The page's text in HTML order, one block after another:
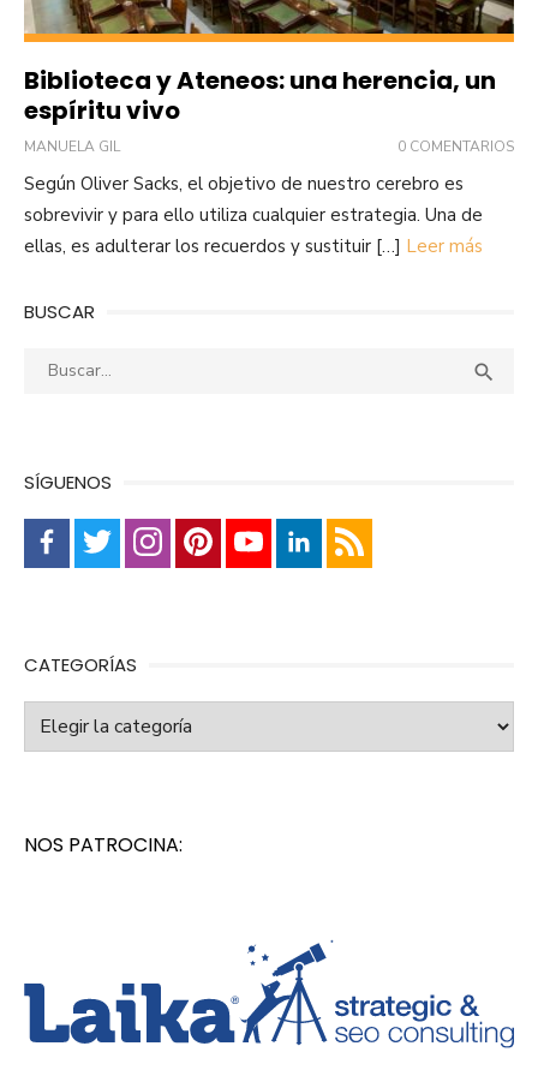
Biblioteca y Ateneos: una herencia, un
espíritu vivo
MANUELA GIL 0 COMENTARIOS
Según Oliver Sacks, el objetivo de nuestro cerebro es
sobrevivir y para ello utiliza cualquier estrategia. Una de
ellas, es adulterar los recuerdos y sustituir […] Leer más
BUSCAR
Buscar: 
SÍGUENOS
CATEGORÍAS
Categorías
NOS PATROCINA: